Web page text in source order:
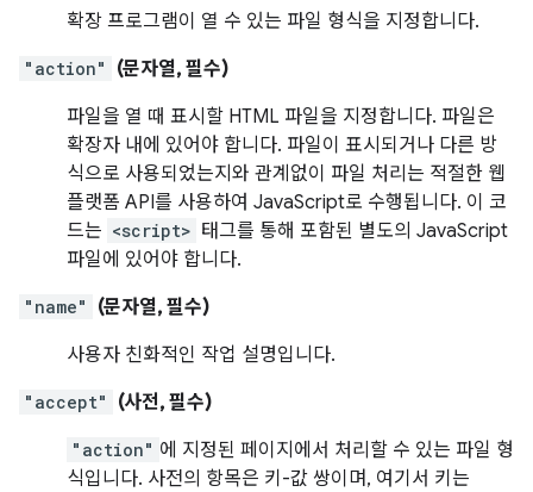
확장 프로그램이 열 수 있는 파일 형식을 지정합니다.
"action"
(문자열, 필수)
파일을 열 때 표시할 HTML 파일을 지정합니다. 파일은
확장자 내에 있어야 합니다. 파일이 표시되거나 다른 방
식으로 사용되었는지와 관계없이 파일 처리는 적절한 웹
플랫폼 API를 사용하여 JavaScript로 수행됩니다. 이 코
드는 <script> 태그를 통해 포함된 별도의 JavaScript
파일에 있어야 합니다.
"name"
(문자열, 필수)
사용자 친화적인 작업 설명입니다.
"accept" (사전, 필수)
"action" 에 지정된 페이지에서 처리할 수 있는 파일 형
식입니다. 사전의 항목은 키-값 쌍이며, 여기서 키는